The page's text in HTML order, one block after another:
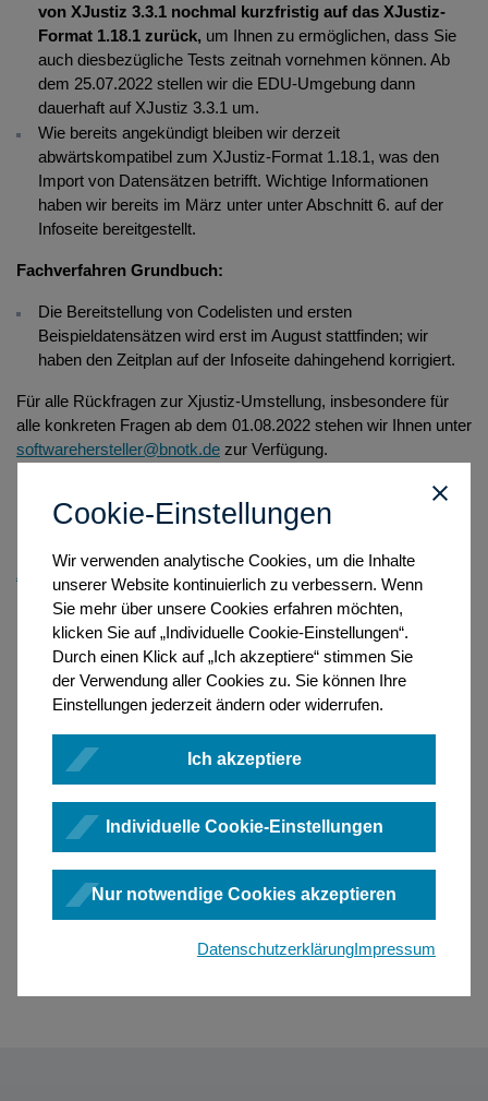
Cookie-Einstellungen
Wir verwenden analytische Cookies, um die Inhalte
unserer Website kontinuierlich zu verbessern. Wenn
Sie mehr über unsere Cookies erfahren möchten,
klicken Sie auf „Individuelle Cookie-Einstellungen“.
Durch einen Klick auf „Ich akzeptiere“ stimmen Sie
der Verwendung aller Cookies zu. Sie können Ihre
Einstellungen jederzeit ändern oder widerrufen.
Ich akzeptiere
Individuelle Cookie-Einstellungen
Nur notwendige Cookies akzeptieren
DatenschutzerklärungImpressum
von XJustiz 3.3.1 nochmal kurzfristig auf das XJustiz-
Format 1.18.1 zurück, um Ihnen zu ermöglichen, dass Sie
auch diesbezügliche Tests zeitnah vornehmen können. Ab
dem 25.07.2022 stellen wir die EDU-Umgebung dann
dauerhaft auf XJustiz 3.3.1 um.
Wie bereits angekündigt bleiben wir derzeit
abwärtskompatibel zum XJustiz-Format 1.18.1, was den
Import von Datensätzen betrifft. Wichtige Informationen
haben wir bereits im März unter unter Abschnitt 6. auf der
Infoseite bereitgestellt.
Fachverfahren Grundbuch:
Die Bereitstellung von Codelisten und ersten
Beispieldatensätzen wird erst im August stattfinden; wir
haben den Zeitplan auf der Infoseite dahingehend korrigiert.
Für alle Rückfragen zur Xjustiz-Umstellung, insbesondere für
alle konkreten Fragen ab dem 01.08.2022 stehen wir Ihnen unter
softwarehersteller@bnotk.de zur Verfügung.
Zurück